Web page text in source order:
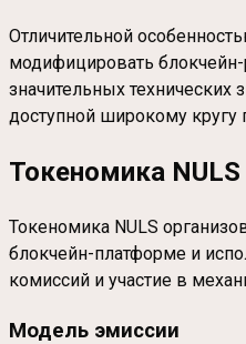
Отличительной
модифицировать
значительных технических
доступной широкому кругу
Токеномика NULS
Токеномика NULS
блокчейн-платформе и
комиссий и участие в
Модель эмиссии